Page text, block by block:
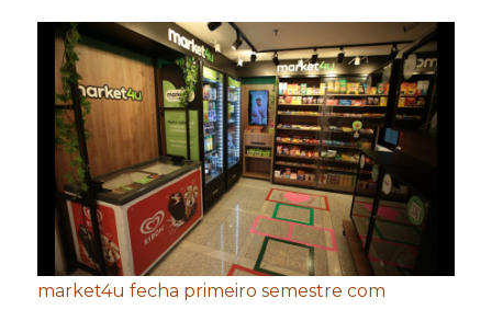
market4u fecha primeiro semestre com